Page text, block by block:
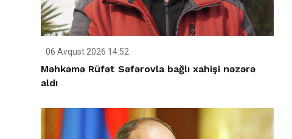
06 Avqust 2026 14:52
Məhkəmə Rüfət Səfərovla bağlı xahişi nəzərə
aldı